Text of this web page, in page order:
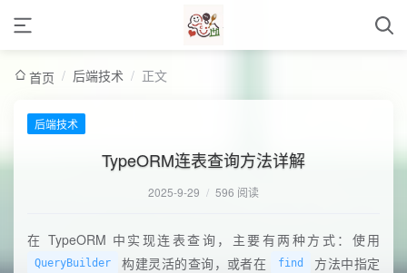
首页 / 后端技术 / 正文
后端技术
TypeORM连表查询方法详解
2025-9-29 / 596 阅读
在 TypeORM 中实现连表查询，主要有两种方式：使用
QueryBuilder 构建灵活的查询，或者在 find
方法中指定